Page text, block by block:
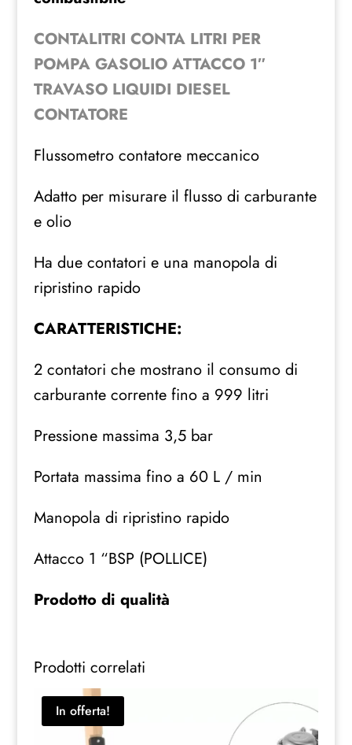
CONTALITRI CONTA LITRI PER
POMPA GASOLIO ATTACCO 1″
TRAVASO LIQUIDI DIESEL
CONTATORE
Flussometro contatore meccanico
Adatto per misurare il flusso di carburante
e olio
Ha due contatori e una manopola di
ripristino rapido
CARATTERISTICHE:
2 contatori che mostrano il consumo di
carburante corrente fino a 999 litri
Pressione massima 3,5 bar
Portata massima fino a 60 L / min
Manopola di ripristino rapido
Attacco 1 “BSP (POLLICE)
Prodotto di qualità
Prodotti correlati
In offerta!